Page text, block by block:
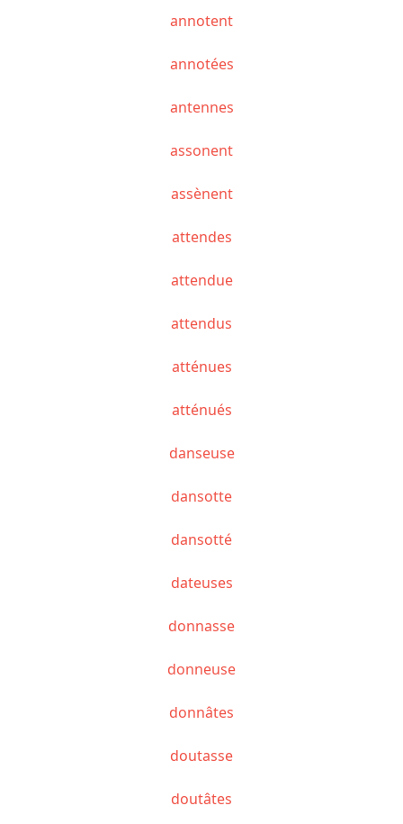
annotent
annotées
antennes
assonent
assènent
attendes
attendue
attendus
atténues
atténués
danseuse
dansotte
dansotté
dateuses
donnasse
donneuse
donnâtes
doutasse
doutâtes